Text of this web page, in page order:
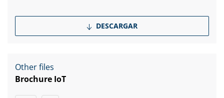
DESCARGAR
Other files
Brochure IoT